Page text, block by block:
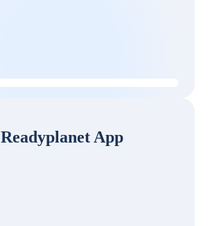
Readyplanet App